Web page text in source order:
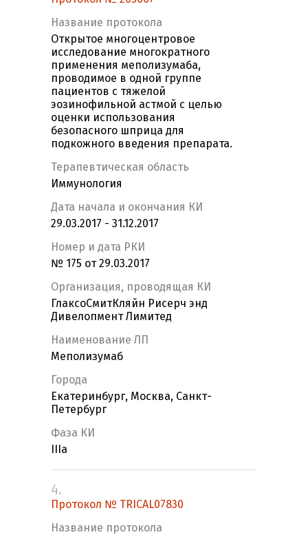
Название протокола
Открытое многоцентровое
исследование многократного
применения меполизумаба,
проводимое в одной группе
пациентов с тяжелой
эозинофильной астмой с целью
оценки использования
безопасного шприца для
подкожного введения препарата.
Терапевтическая область
Иммунология
Дата начала и окончания КИ
29.03.2017 - 31.12.2017
Номер и дата РКИ
№ 175 от 29.03.2017
Организация, проводящая КИ
ГлаксоСмитКляйн Рисерч энд
Дивелопмент Лимитед
Наименование ЛП
Меполизумаб
Города
Екатеринбург, Москва, Санкт-
Петербург
Фаза КИ
IIIa
4.
Протокол № TRICAL07830
Название протокола